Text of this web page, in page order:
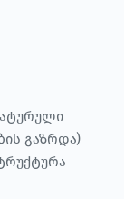
გაზრდა)